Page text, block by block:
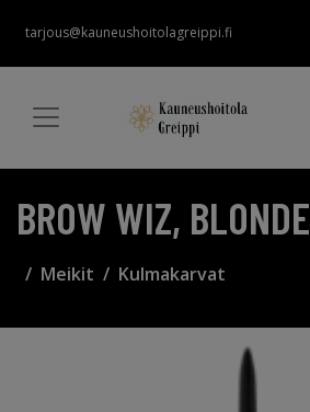
tarjous@kauneushoitolagreippi.fi
BROW WIZ, BLONDE
Meikit Kulmakarvat